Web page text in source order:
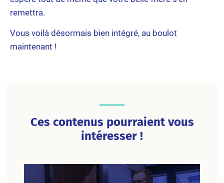
remettra.
Vous voilà désormais bien intégré, au boulot
maintenant !
Ces contenus pourraient vous
intéresser !